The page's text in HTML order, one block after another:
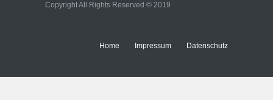
Copyright All Rights Reserved © 2019
Home Impressum Datenschutz